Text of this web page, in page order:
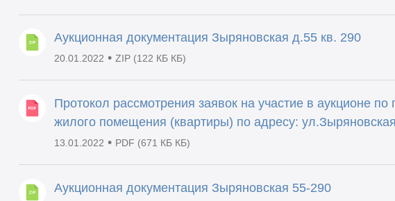
Аукционная документация Зыряновская д.55 кв. 290
20.01.2022 •ZIP (122 КБ КБ)
Протокол рассмотрения заявок на участие в аукционе по
жилого помещения (квартиры) по адресу:
13.01.2022 • PDF (671 КБ КБ)
Аукционная документация Зыряновская 55-290